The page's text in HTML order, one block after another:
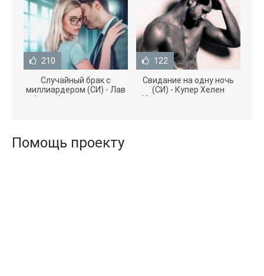
210
Случайный брак с
миллиардером (СИ) - Лав
Агата (полная версия
122
Свидание на одну ночь
(СИ) - Купер Хелен
(бесплатные серии книг
Помощь проекту